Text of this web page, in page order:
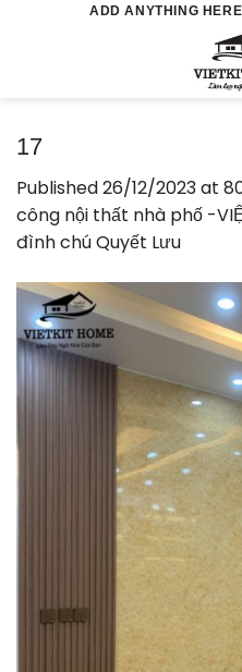
ADD ANYTHING
17
Published26/12/2023at
công nội thất nhà phố -
đình chú Quyết Lưu